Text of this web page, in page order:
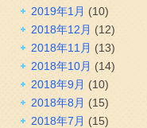
2019年1月 (10)
2018年12月 (12)
2018年11月 (13)
2018年10月 (14)
2018年9月 (10)
2018年8月 (15)
2018年7月 (15)